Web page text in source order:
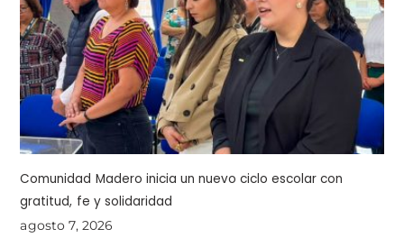
Comunidad Madero inicia un nuevo ciclo escolar con
gratitud, fe y solidaridad
agosto 7, 2026